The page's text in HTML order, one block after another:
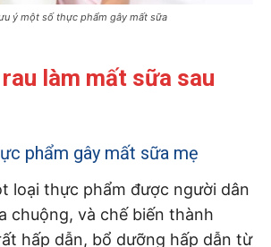
ý một số thực phẩm gây mất sữa
làm mất sữa sau
phẩm gây mất sữa mẹ
loại thực phẩm được người dân
chuộng, và chế biến thành
hấp dẫn, bổ dưỡng hấp dẫn từ